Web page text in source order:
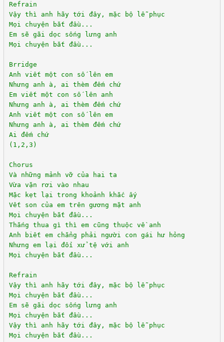
Refrain
Vậy thì anh hãy tới đây, mặc bộ lễ phục
Mọi chuyện bắt đầu...
Em sẽ gãi dọc sống lưng anh
Mọi chuyện bắt đầu...
Brridge
Anh viết một con số lên em
Nhưng anh à, ai thèm đếm chứ
Em viết một con số lên anh
Nhưng anh à, ai thèm đếm chứ
Anh viết một con số lên em
Nhưng anh à, ai thèm đếm chứ
Ai đếm chứ
(1,2,3)
Chorus
Và những mảnh vỡ của hai ta
Vừa vặn rơi vào nhau
Mặc kẹt lại trong khoảnh khắc ấy
Vết son của em trên gương mặt anh
Mọi chuyện bắt đầu...
Thắng thua gì thì em cũng thuộc về anh
Anh biết em chẳng phải người con gái hư hỏng
Nhưng em lại đối xử tệ với anh
Mọi chuyện bắt đầu...
Refrain
Vậy thì anh hãy tới đây, mặc bộ lễ phục
Mọi chuyện bắt đầu...
Em sẽ gãi dọc sống lưng anh
Mọi chuyện bắt đầu...
Vậy thì anh hãy tới đây, mặc bộ lễ phục
Mọi chuyện bắt đầu...